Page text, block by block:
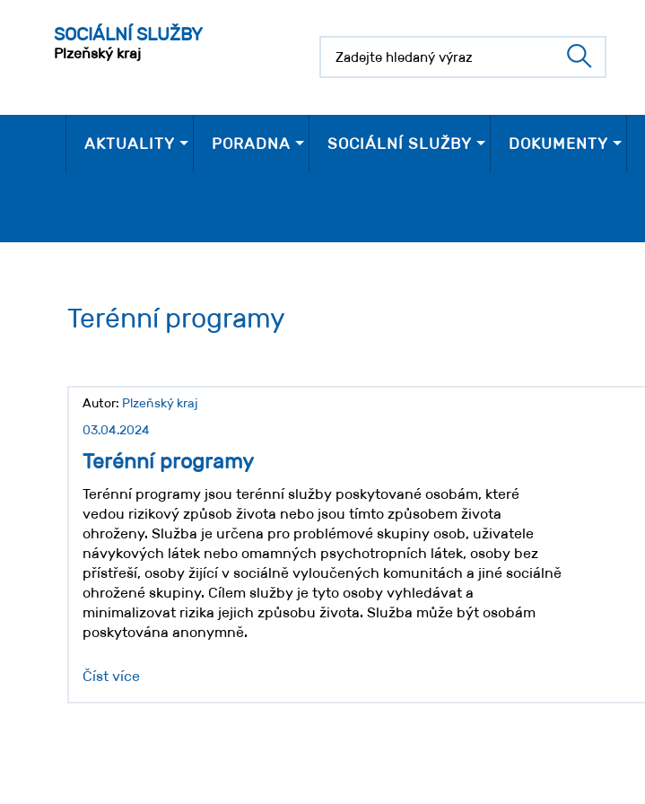
SOCIÁLNÍ SLUŽBY
Plzeňský kraj
AKTUALITY PORADNA SOCIÁLNÍ SLUŽBY DOKUMENTY
Terénní programy
Autor: Plzeňský kraj
03.04.2024
Terénní programy
Terénní programy jsou terénní služby poskytované osobám, které
vedou rizikový způsob života nebo jsou tímto způsobem života
ohroženy. Služba je určena pro problémové skupiny osob, uživatele
návykových látek nebo omamných psychotropních látek, osoby bez
přístřeší, osoby žijící v sociálně vyloučených komunitách a jiné sociálně
ohrožené skupiny. Cílem služby je tyto osoby vyhledávat a
minimalizovat rizika jejich způsobu života. Služba může být osobám
poskytována anonymně.
Číst více